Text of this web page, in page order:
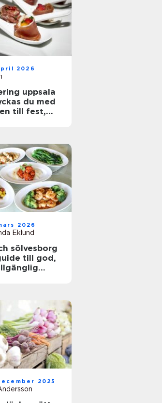
2026
uppsala
du med
till fest,
2026
Eklund
sölvesborg
till god,
2025